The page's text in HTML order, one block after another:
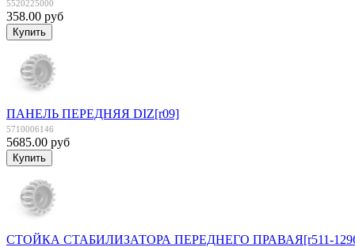
5520225000
358.00 руб
ПАНЕЛЬ ПЕРЕДНЯЯ DIZ[r09]
5710006146
5685.00 руб
СТОЙКА СТАБИЛИЗАТОРА ПЕРЕДНЕГО ПРАВАЯ[r511-